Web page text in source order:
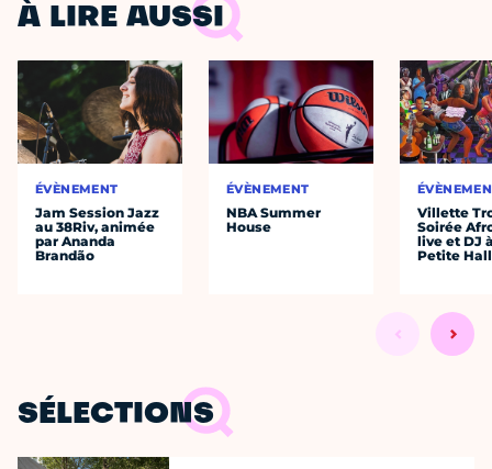
À LIRE AUSSI
ÉVÈNEMENT
Jam Session Jazz
au 38Riv, animée
par Ananda
Brandão
ÉVÈNEMENT
NBA Summer
House
Villette
Soirée
live et DJ
Petite
SÉLECTIONS